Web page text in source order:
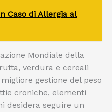
Caso di Allergia al
Mondiale della
verdura e cereali
gestione del peso
croniche, elementi
desidera seguire un